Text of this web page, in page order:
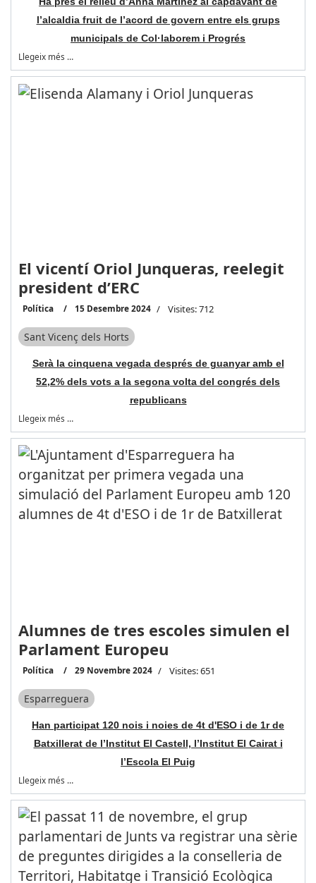
l’alcaldia fruit de l’acord de govern entre els grups
municipals de Col·laborem i Progrés
Llegeix més …
El vicentí Oriol Junqueras, reelegit
president d’ERC
Política 15 Desembre 2024 Visites: 712
Sant Vicenç dels Horts
Serà la cinquena vegada després de guanyar amb el
52,2% dels vots a la segona volta del congrés dels
republicans
Llegeix més …
Alumnes de tres escoles simulen el
Parlament Europeu
Política 29 Novembre 2024 Visites: 651
Esparreguera
Han participat 120 nois i noies de 4t d'ESO i de 1r de
Batxillerat de l’Institut El Castell, l’Institut El Cairat i
l’Escola El Puig
Llegeix més …